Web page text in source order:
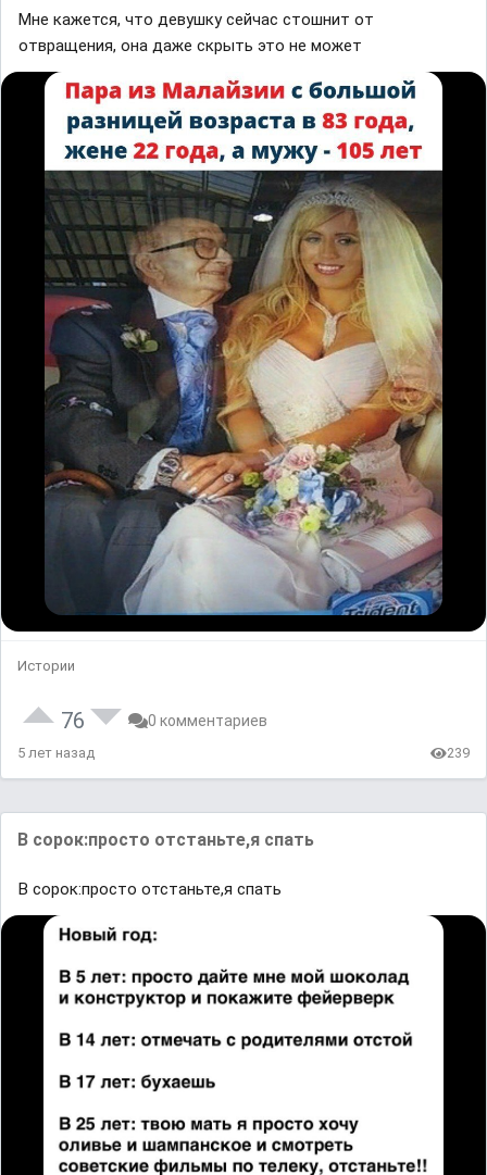
Мне кажется, что девушку сейчас стошнит от
отвращения, она даже скрыть это не может
Истории
76 0 комментариев
5 лет назад 239
В сорок:просто отстаньте,я спать
В сорок:просто отстаньте,я спать